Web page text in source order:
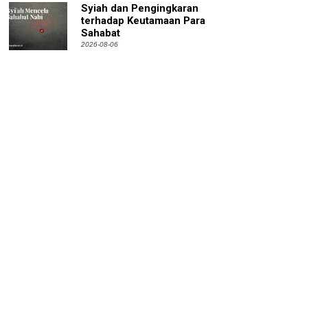
Syiah dan Pengingkaran
terhadap Keutamaan Para
Sahabat
2026-08-06